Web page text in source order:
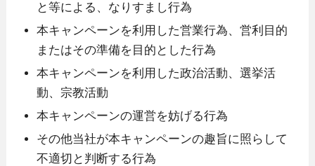
と等による、なりすまし行為
本キャンペーンを利用した営業行為、営利目的
またはその準備を目的とした行為
本キャンペーンを利用した政治活動、選挙活
動、宗教活動
本キャンペーンの運営を妨げる行為
その他当社が本キャンペーンの趣旨に照らして
不適切と判断する行為